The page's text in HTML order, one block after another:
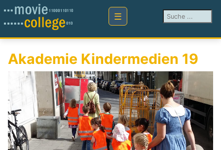
Suchen ...
Akademie Kindermedien 19